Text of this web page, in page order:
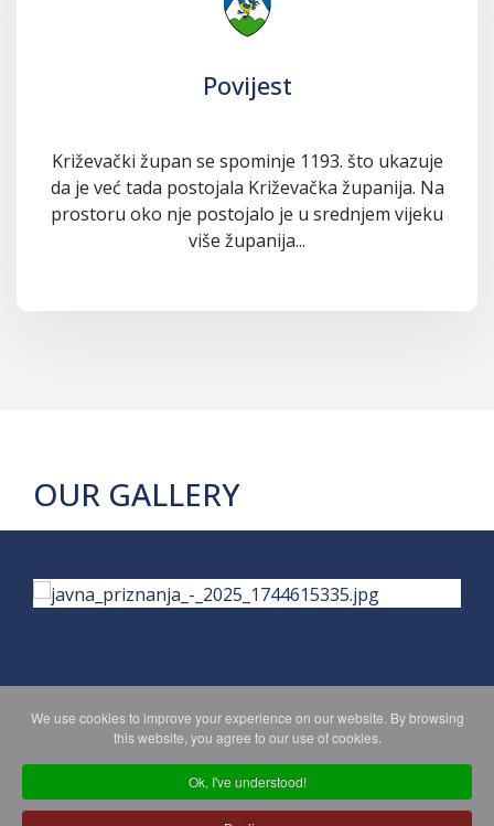
Povijest
Križevački župan se spominje 1193. što ukazuje
da je već tada postojala Križevačka županija. Na
prostoru oko nje postojalo je u srednjem vijeku
više županija...
OUR GALLERY
PRIVACY POLICY MAPA WEBA
Copyright © 2026 Koprivničko - križevačka županija. All Rights
We use cookies to improve your experience on our website. By browsing
this website, you agree to our use of cookies.
Ok, I've understood!